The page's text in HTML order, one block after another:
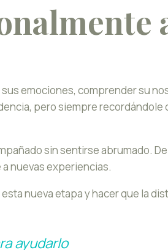
emociones, comprender su
pero siempre recordándole
sin sentirse abrumado.
nuevas experiencias.
nueva etapa y hacer que la
ayudarlo